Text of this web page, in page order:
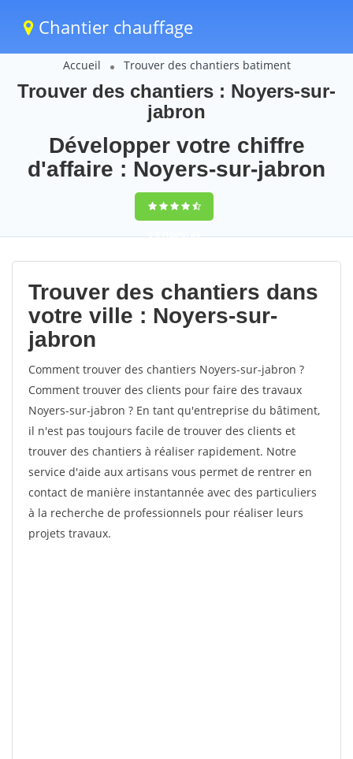
Chantier chauffage
Accueil Trouver des chantiers batiment
Trouver des chantiers : Noyers-sur-
jabron
Développer votre chiffre
d'affaire : Noyers-sur-jabron
9,5(100%)69
votes
Trouver des chantiers dans
votre ville : Noyers-sur-
jabron
Comment trouver des chantiers Noyers-sur-jabron ?
Comment trouver des clients pour faire des travaux
Noyers-sur-jabron ? En tant qu'entreprise du bâtiment,
il n'est pas toujours facile de trouver des clients et
trouver des chantiers à réaliser rapidement. Notre
service d'aide aux artisans vous permet de rentrer en
contact de manière instantannée avec des particuliers
à la recherche de professionnels pour réaliser leurs
projets travaux.